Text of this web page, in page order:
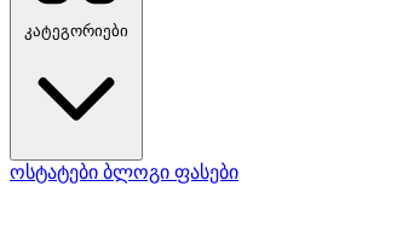
კატეგორიები
ოსტატები ბლოგი ფასები